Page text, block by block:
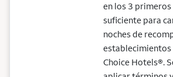
en los 3 primeros
suficiente para
noches de
establecimientos
Choice Hotels®.